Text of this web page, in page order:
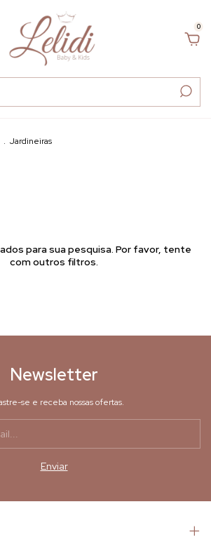
0
. Jardineiras
para sua pesquisa. Por favor, tente
com outros filtros.
Newsletter
se e receba nossas ofertas.